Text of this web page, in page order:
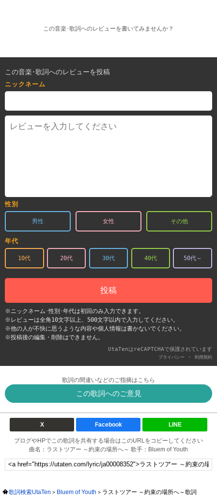
この音楽･歌詞へのレビューを書いてみませんか？
この音楽･歌詞へのレビューを投稿
ニックネーム
性別
男性 女性 その他
年代
10代 20代 30代 40代 50代～
投稿
※ニックネーム･性別･年代は初回のみ入力できます。
※レビューは全角10文字以上、500文字以内で入力してください。
※他の人が不快に思うような内容や個人情報は書かないでください。
※投稿後の編集・削除はできません。
UtaTenはreCAPTCHAで保護されています
プライバシー - 利用契約
歌詞の間違いなどのご指摘はこちら
この歌詞へのご意見
X Facebook LINE
ブログやHPでこの歌詞を共有する場合はこのURLをコピーしてください
曲名：ラストツアー ～約束の場所へ～ 歌手：Bluem of Youth
歌詞検索UtaTen Bluem of Youth ラストツアー ～約束の場所へ～歌詞